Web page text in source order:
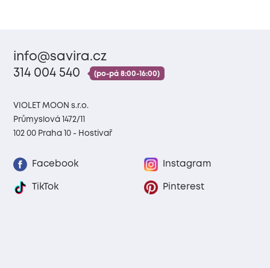
info@savira.cz
314 004 540
(po-pá 8:00-16:00)
VIOLET MOON s.r.o.
Průmyslová 1472/11
102 00 Praha 10 - Hostivař
Facebook Instagram
TikTok Pinterest